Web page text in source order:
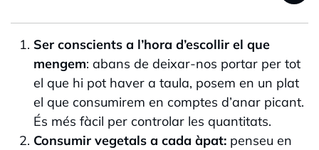
Ser conscients a l’hora d’escollir el que
mengem: abans de deixar-nos portar per tot
el que hi pot haver a taula, posem en un plat
el que consumirem en comptes d’anar picant.
És més fàcil per controlar les quantitats.
Consumir vegetals a cada àpat: penseu en